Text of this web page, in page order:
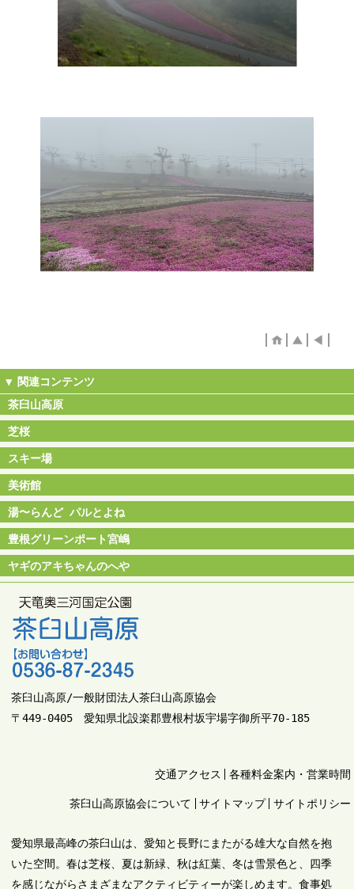
茶臼山高原
芝桜
スキー場
美術館
湯〜らんど パルとよね
豊根グリーンポート宮嶋
ヤギのアキちゃんのへや
茶臼山高原/一般財団法人茶臼山高原協会
〒449-0405 愛知県北設楽郡豊根村坂宇場字御所平70-185
交通アクセス 各種料金案内・営業時間
茶臼山高原協会について サイトマップ サイトポリシー
愛知県最高峰の茶臼山は、愛知と長野にまたがる雄大な自然を抱
いた空間。春は芝桜、夏は新緑、秋は紅葉、冬は雪景色と、四季
を感じながらさまざまなアクティビティーが楽しめます。食事処